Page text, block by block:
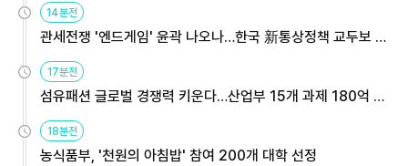
14분전
관세전쟁 '엔드게임' 윤곽 나오나…한국 新통상정책 교두보 활
용해야
17분전
섬유패션 글로벌 경쟁력 키운다…산업부 15개 과제 180억 지
원
18분전
농식품부, '천원의 아침밥' 참여 200개 대학 선정